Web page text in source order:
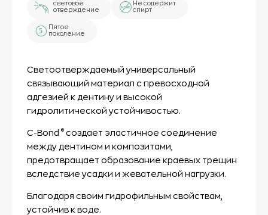
световое
отверждение
Не содержит
спирт
Пятое
поколение
Светоотверждаемый универсальный
связывающий материал с превосходной
адгезией к дентину и высокой
гидролитической устойчивостью.
C-Bond ® создает эластичное соединение
между дентином и композитами,
предотвращает образование краевых трещин
вследствие усадки и жевательной нагрузки.
Благодаря своим гидрофильным свойствам,
устойчив к воде.